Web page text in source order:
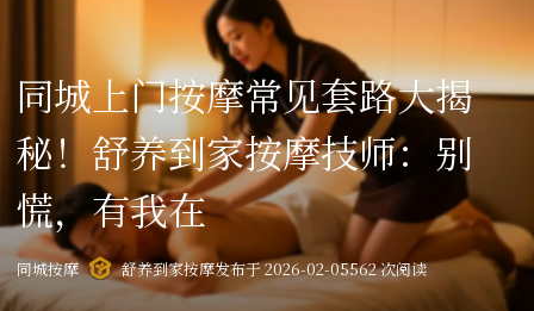
同城上门按摩常见套路大揭
秘！舒养到家按摩技师：别
慌，有我在
同城按摩 舒养到家按摩发布于 2026-02-05562 次阅读